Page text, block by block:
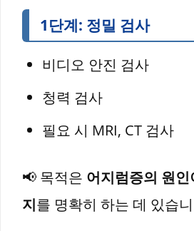
1단계: 정밀 검사
비디오 안진 검사
청력 검사
필요 시 MRI, CT 검사
📢 목적은 어지럼증의 원
지를 명확히 하는 데 있습